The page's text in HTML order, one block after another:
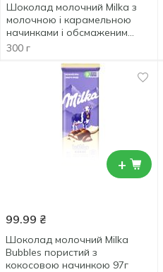
Шоколад молочний Milka з
молочною і карамельною
начинками і обсмаженим
цілим фундуком 300г
300 г
+
99.99 ₴
Шоколад молочний Milka
Bubbles пористий з
кокосовою начинкою 97г